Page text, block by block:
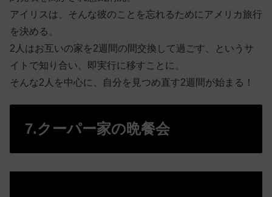
アイリスは、そんな彼のことを忘れるためにアメリカ旅行
を決める。
2人はお互いの家を2週間の間交換して過ごす、というサ
イトで知り合い、即実行に移すことに。
そんな2人を中心に、自分を見つめ直す2週間が始まる！
7.クーパー家の晩餐会